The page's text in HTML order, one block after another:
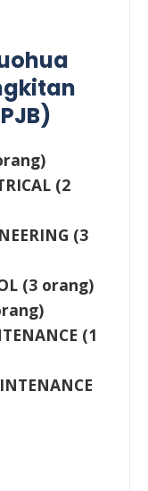
(2
(3
(3 orang)
(1